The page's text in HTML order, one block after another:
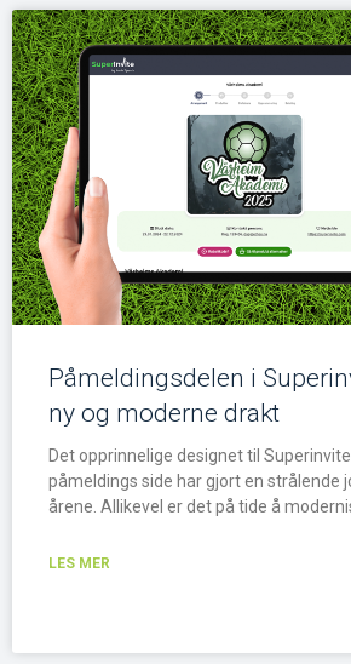
Påmeldingsdelen i
ny og moderne drakt
Det opprinnelige designet til
påmeldings side har gjort en strålende
årene. Allikevel er det på tide å
LES MER